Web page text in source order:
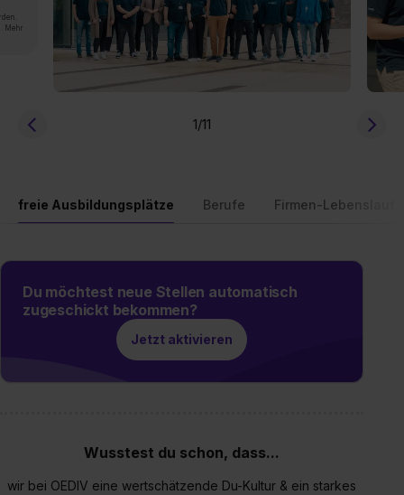
Mehr
1/11
freie Ausbildungsplätze Berufe Firmen-Lebenslauf
Du möchtest neue Stellen automatisch
zugeschickt bekommen?
Jetzt aktivieren
Wusstest du schon, dass...
wir bei OEDIV eine wertschätzende Du-Kultur & ein starkes